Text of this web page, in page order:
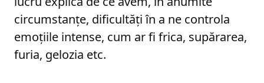
circumstanțe, dificultăți în a ne controla
emoțiile intense, cum ar fi frica, supărarea,
furia, gelozia etc.